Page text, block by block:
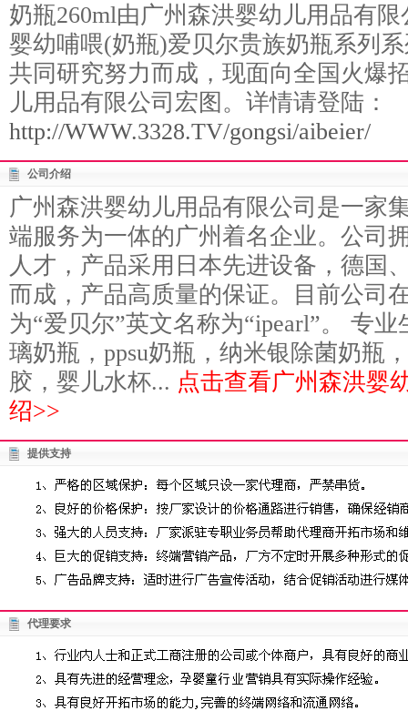
奶瓶260ml由广州森洪婴幼儿用品有限
婴幼哺喂(奶瓶)爱贝尔贵族奶瓶系列
共同研究努力而成，现面向全国火爆
儿用品有限公司宏图。详情请登陆：
http://WWW.3328.TV/gongsi/aibeier/
公司介绍
广州森洪婴幼儿用品有限公司是一家
端服务为一体的广州着名企业。公司
人才，产品采用日本先进设备，德国
而成，产品高质量的保证。目前公司
为“爱贝尔”英文名称为“ipearl”。 专
璃奶瓶，ppsu奶瓶，纳米银除菌奶瓶
胶，婴儿水杯... 点击查看广州森洪婴
绍>>
提供支持
代理要求